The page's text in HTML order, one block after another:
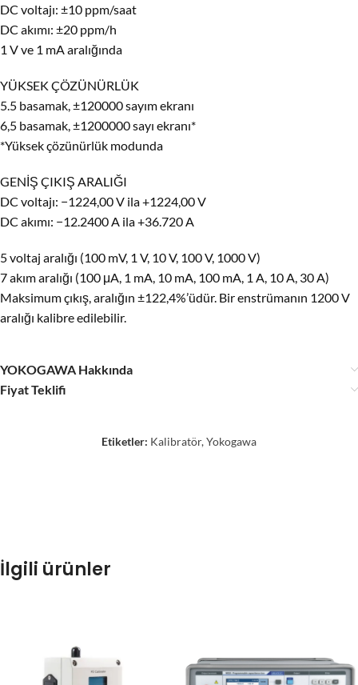
DC voltajı: ±10 ppm/saat
DC akımı: ±20 ppm/h
1 V ve 1 mA aralığında
YÜKSEK ÇÖZÜNÜRLÜK
5.5 basamak, ±120000 sayım ekranı
6,5 basamak, ±1200000 sayı ekranı*
*Yüksek çözünürlük modunda
GENİŞ ÇIKIŞ ARALIĞI
DC voltajı: −1224,00 V ila +1224,00 V
DC akımı: −12.2400 A ila +36.720 A
5 voltaj aralığı (100 mV, 1 V, 10 V, 100 V, 1000 V)
7 akım aralığı (100 μA, 1 mA, 10 mA, 100 mA, 1 A, 10 A, 30 A)
Maksimum çıkış, aralığın ±122,4%’üdür. Bir enstrümanın 1200 V
aralığı kalibre edilebilir.
YOKOGAWA Hakkında
Fiyat Teklifi
Etiketler: Kalibratör,Yokogawa
İlgili ürünler